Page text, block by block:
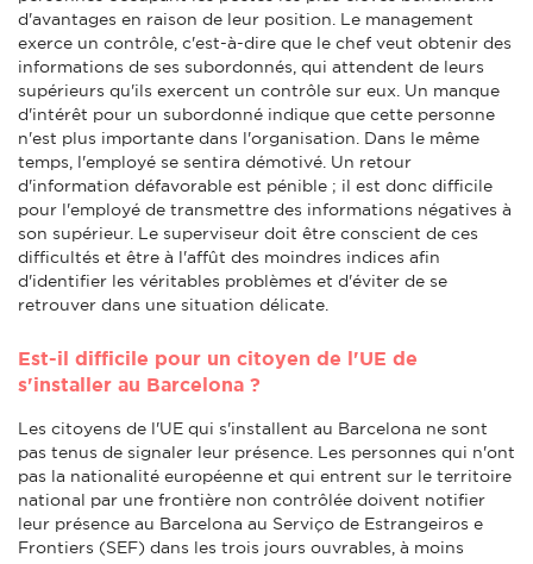
d'avantages en raison de leur position. Le management
exerce un contrôle, c'est-à-dire que le chef veut obtenir des
informations de ses subordonnés, qui attendent de leurs
supérieurs qu'ils exercent un contrôle sur eux. Un manque
d'intérêt pour un subordonné indique que cette personne
n'est plus importante dans l'organisation. Dans le même
temps, l'employé se sentira démotivé. Un retour
d'information défavorable est pénible ; il est donc difficile
pour l'employé de transmettre des informations négatives à
son supérieur. Le superviseur doit être conscient de ces
difficultés et être à l'affût des moindres indices afin
d'identifier les véritables problèmes et d'éviter de se
retrouver dans une situation délicate.
Est-il difficile pour un citoyen de l'UE de
s'installer au Barcelona ?
Les citoyens de l'UE qui s'installent au Barcelona ne sont
pas tenus de signaler leur présence. Les personnes qui n'ont
pas la nationalité européenne et qui entrent sur le territoire
national par une frontière non contrôlée doivent notifier
leur présence au Barcelona au Serviço de Estrangeiros e
Frontiers (SEF) dans les trois jours ouvrables, à moins